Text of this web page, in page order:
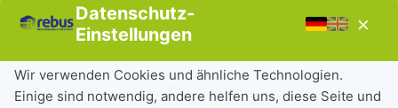
Störungen
Tickets & Tarife
Deutschlandticket
Datenschutz-
Einstellungen
×
Wir verwenden Cookies und ähnliche Technologien.
Einige sind notwendig, andere helfen uns, diese Seite und